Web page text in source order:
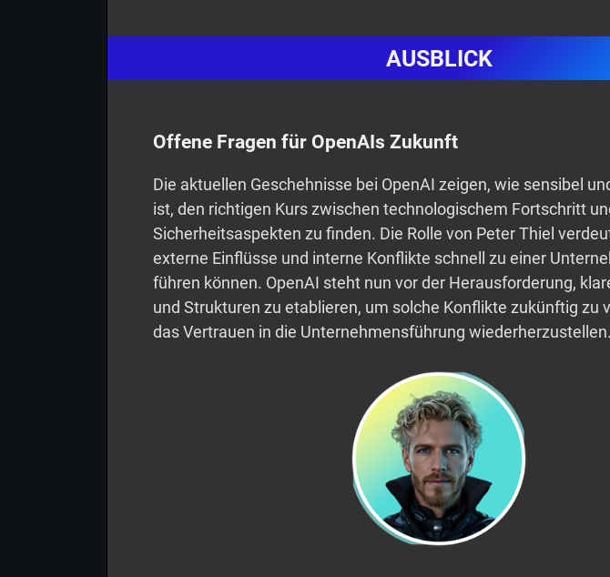
AUSBLICK
Offene Fragen für OpenAIs Zukunft
Die aktuellen Geschehnisse bei OpenAI zeigen, wie sensibel
ist, den richtigen Kurs zwischen technologischem Fortschritt
Sicherheitsaspekten zu finden. Die Rolle von Peter Thiel
externe Einflüsse und interne Konflikte schnell zu einer
führen können. OpenAI steht nun vor der Herausforderung,
und Strukturen zu etablieren, um solche Konflikte zukünftig zu
das Vertrauen in die Unternehmensführung wiederherzustellen.